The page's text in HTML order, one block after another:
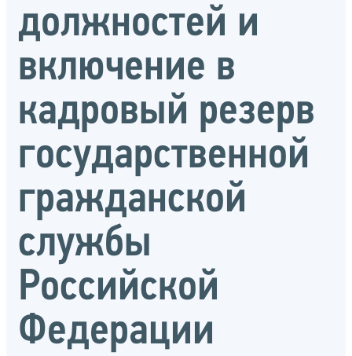
должностей и
включение в
кадровый резерв
государственной
гражданской
службы
Российской
Федерации